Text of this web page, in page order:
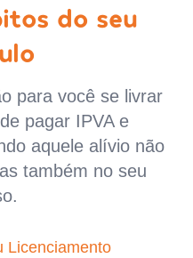
do seu
para você se livrar
pagar IPVA e
aquele alívio não
também no seu
Licenciamento